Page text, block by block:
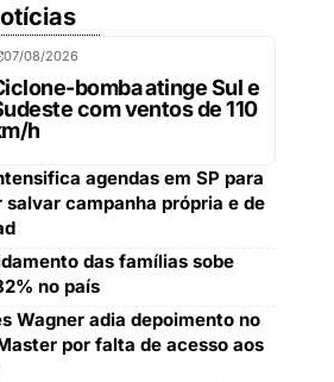
07/08/2026
bomba atinge Sul e
com ventos de 110
h
agendas em SP para
campanha própria e de
das famílias sobe
no país
Wagner adia depoimento no
por falta de acesso aos